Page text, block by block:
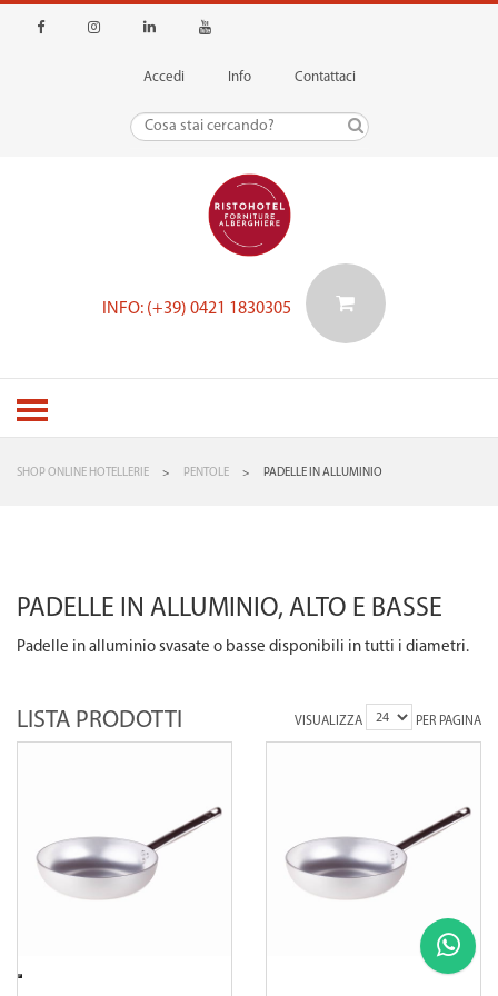
Accedi Info Contattaci
INFO: (+39) 0421 1830305
SHOP ONLINE HOTELLERIE > PENTOLE > PADELLE IN ALLUMINIO
PADELLE IN ALLUMINIO, ALTO E BASSE
Padelle in alluminio svasate o basse disponibili in tutti i diametri.
LISTA PRODOTTI VISUALIZZA PER PAGINA